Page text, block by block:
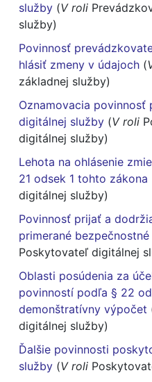
služby (V roli
služby)
Povinnosť
hlásiť zmeny v údajoch (
základnej služby)
Oznamovacia povinnosť
digitálnej služby (V roli
digitálnej služby)
Lehota na ohlásenie
21 odsek 1 tohto zákona
digitálnej služby)
Povinnosť prijať a
primerané
Poskytovateľ digitálnej
Oblasti posúdenia za
povinností podľa § 22
demonštratívny výpočet
digitálnej služby)
Ďalšie povinnosti
služby (V roli